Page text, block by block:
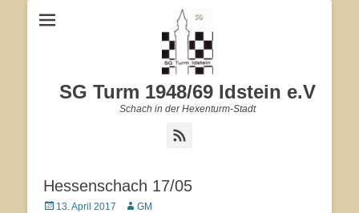
SG Turm 1948/69 Idstein e.V
Schach in der Hexenturm-Stadt
Hessenschach 17/05
Veröffentlicht
13. April 2017 Autor
GM